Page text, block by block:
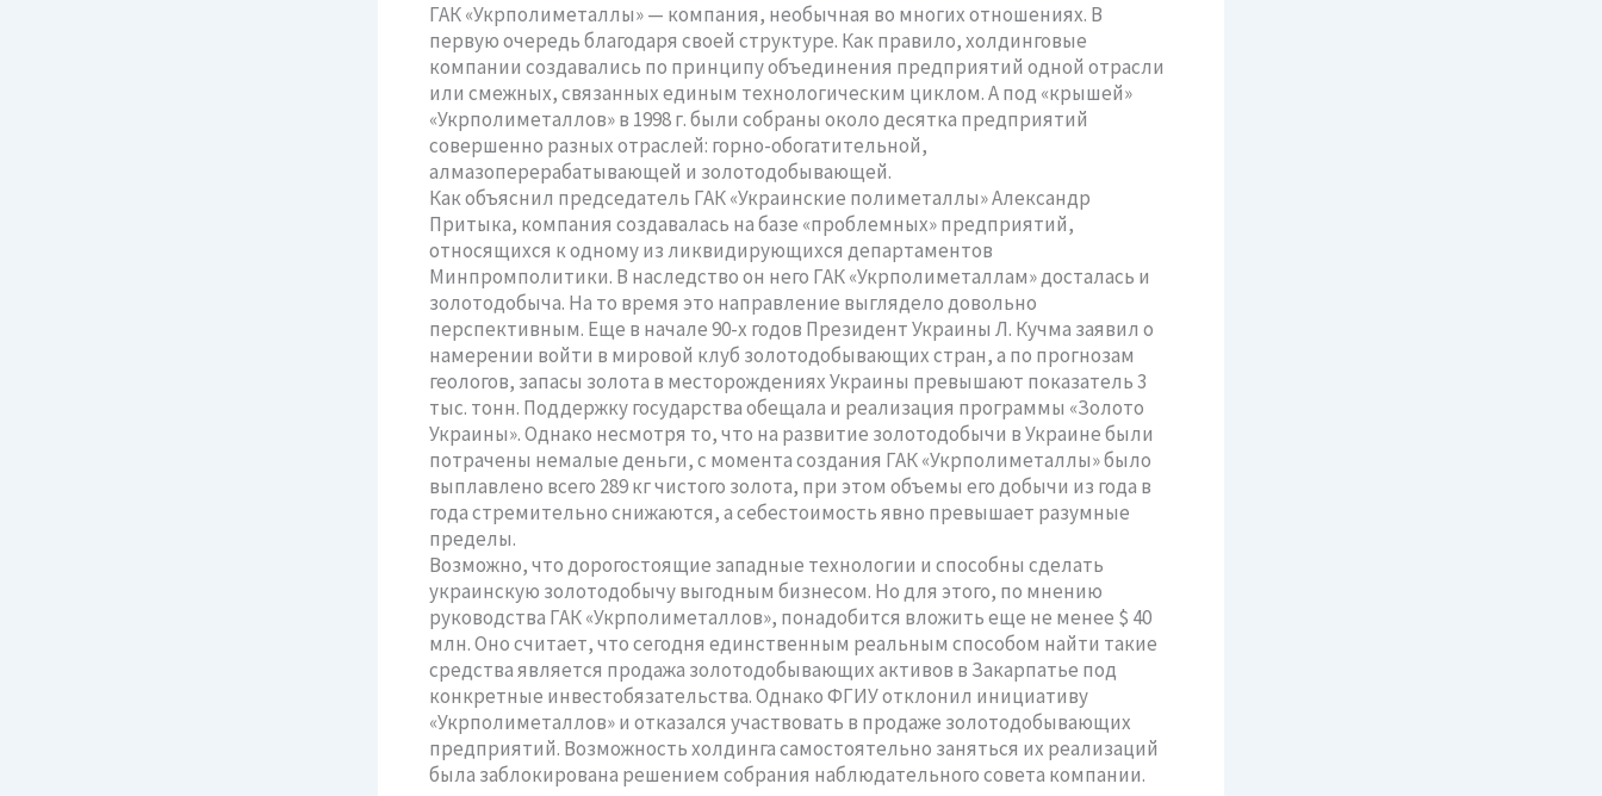
ГАК «Укрполиметаллы» — компания, необычная во многих отношениях. В
первую очередь благодаря своей структуре. Как правило, холдинговые
компании создавались по принципу объединения предприятий одной отрасли
или смежных, связанных единым технологическим циклом. А под «крышей»
«Укрполиметаллов» в 1998 г. были собраны около десятка предприятий
совершенно разных отраслей: горно-обогатительной,
алмазоперерабатывающей и золотодобывающей.
Как объяснил председатель ГАК «Украинские полиметаллы» Александр
Притыка, компания создавалась на базе «проблемных» предприятий,
относящихся к одному из ликвидирующихся департаментов
Минпромполитики. В наследство он него ГАК «Укрполиметаллам» досталась и
золотодобыча. На то время это направление выглядело довольно
перспективным. Еще в начале 90-х годов Президент Украины Л. Кучма заявил о
намерении войти в мировой клуб золотодобывающих стран, а по прогнозам
геологов, запасы золота в месторождениях Украины превышают показатель 3
тыс. тонн. Поддержку государства обещала и реализация программы «Золото
Украины». Однако несмотря то, что на развитие золотодобычи в Украине были
потрачены немалые деньги, с момента создания ГАК «Укрполиметаллы» было
выплавлено всего 289 кг чистого золота, при этом объемы его добычи из года в
года стремительно снижаются, а себестоимость явно превышает разумные
пределы.
Возможно, что дорогостоящие западные технологии и способны сделать
украинскую золотодобычу выгодным бизнесом. Но для этого, по мнению
руководства ГАК «Укрполиметаллов», понадобится вложить еще не менее $ 40
млн. Оно считает, что сегодня единственным реальным способом найти такие
средства является продажа золотодобывающих активов в Закарпатье под
конкретные инвестобязательства. Однако ФГИУ отклонил инициативу
«Укрполиметаллов» и отказался участвовать в продаже золотодобывающих
предприятий. Возможность холдинга самостоятельно заняться их реализаций
была заблокирована решением собрания наблюдательного совета компании.